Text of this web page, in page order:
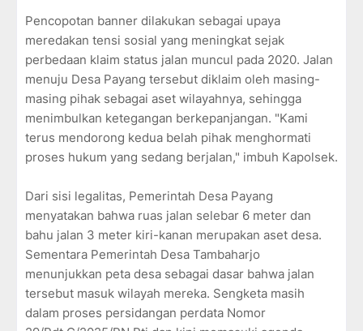
Pencopotan banner dilakukan sebagai upaya
meredakan tensi sosial yang meningkat sejak
perbedaan klaim status jalan muncul pada 2020. Jalan
menuju Desa Payang tersebut diklaim oleh masing-
masing pihak sebagai aset wilayahnya, sehingga
menimbulkan ketegangan berkepanjangan. "Kami
terus mendorong kedua belah pihak menghormati
proses hukum yang sedang berjalan," imbuh Kapolsek.
Dari sisi legalitas, Pemerintah Desa Payang
menyatakan bahwa ruas jalan selebar 6 meter dan
bahu jalan 3 meter kiri-kanan merupakan aset desa.
Sementara Pemerintah Desa Tambaharjo
menunjukkan peta desa sebagai dasar bahwa jalan
tersebut masuk wilayah mereka. Sengketa masih
dalam proses persidangan perdata Nomor